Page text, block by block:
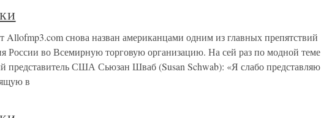
снова назван американцами одним из главных препятствий
России во Всемирную торговую организацию. На сей раз по модной теме
представитель США Сьюзан Шваб (Susan Schwab): «Я слабо представляю
в